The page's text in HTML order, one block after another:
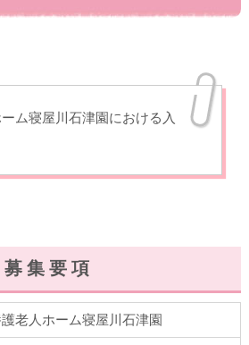
ム寝屋川石津園における入
募集要項
老人ホーム寝屋川石津園